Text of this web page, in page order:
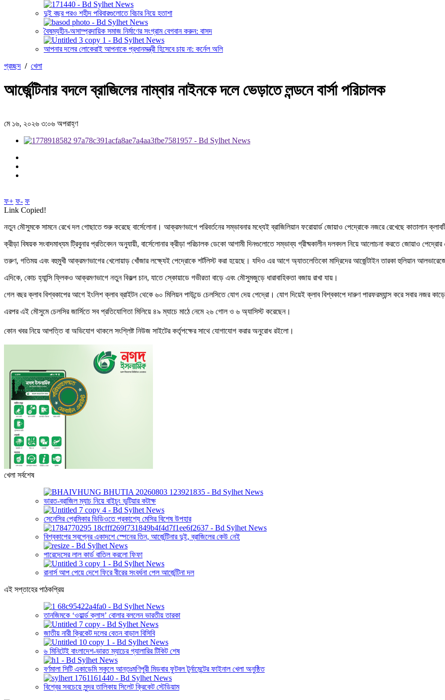
দুই বছর পরও শহীদ পরিবারগুলোতে বিচার নিয়ে হতাশা
বৈষম্যহীন-অসাম্প্রদায়িক সমাজ নির্মাণের সংগ্রাম বেগবান করুন: বাসদ
আপনার দলের লোকেরাই আপনাকে প্রধানমন্ত্রী হিসেবে চায় না: কর্নেল অলি
প্রচ্ছদ / খেলা
আর্জেন্টিনার বদলে ব্রাজিলের নাম্বার নাইনকে দলে ভেড়াতে লন্ডনে বার্সা পরিচালক
মে ১৬, ২০২৬ ৩:০৬ অপরাহ্ণ
ফ+ ফ- ফ
Link Copied!
নতুন মৌসুমকে সামনে রেখে দল গোছাতে শুরু করেছে বার্সেলোনা। আক্রমণভাগে পরিবর্তনের সম্ভাবনার মধ্যেই ব্রাজিলিয়ান ফরোয়ার্ড জোয়াও পেদ্রোকে নজরে রেখেছে কাতালান
ক্রীড়া বিষয়ক সংবাদমাধ্যম ট্রিবুনার প্রতিবেদন অনুযায়ী, বার্সেলোনার ক্রীড়া পরিচালক ডেকো আগামী দিনগুলোতে সম্ভাব্য গ্রীষ্মকালীন দলবদল নিয়ে আলোচনা করতে জোয়াও পেদ্রোর
তরুণ, গতিময় এবং বহুমুখী আক্রমণভাগের খেলোয়াড় খোঁজার লক্ষ্যেই পেদ্রোকে শর্টলিস্ট করা হয়েছে। যদিও এর আগে অ্যাতলেতিকো মাদ্রিদের আর্জেন্টাইন তারকা হুলিয়ান
এদিকে, কোচ হ্যান্সি ফ্লিকও আক্রমণভাগে নতুন বিকল্প চান, যাতে স্কোয়াডে গভীরতা বাড়ে এবং মৌসুমজুড়ে ধারাবাহিকতা বজায় রাখা যায়।
গেল বছর ক্লাব বিশ্বকাপের আগে ইংলিশ ক্লাব ব্রাইটন থেকে ৬০ মিলিয়ন পাউন্ডে চেলসিতে যোগ দেয় পেদ্রো। যোগ দিয়েই ক্লাব বিশ্বকাপে দারুণ পারফরম্যান্স করে সবার নজর
এরপর এই মৌসুমে চেলসির জার্সিতে সব প্রতিযোগিতা মিলিয়ে ৪৯ ম্যাচে মাঠে নেমে ২৬ গোল ও ৬ অ্যাসিস্ট করেছেন।
কোন খবর নিয়ে আপত্তি বা অভিযোগ থাকলে সংশ্লিষ্ট নিউজ সাইটের কর্তৃপক্ষের সাথে যোগাযোগ করার অনুরোধ রইলো।
খেলা সর্বশেষ
ভারত-ব্রাজিল ম্যাচ নিয়ে বাইচুং ভুটিয়ার কটাক্ষ
সেনেসির প্রেমিকার ভিডিওতে প্রকাশ্যে মেসির বিশেষ উপহার
বিশ্বকাপের স্বপ্নের একাদশে স্পেনের তিন, আর্জেন্টিনার দুই, ব্রাজিলের কেউ নেই
পারেদেসের লাল কার্ড বাতিল করলো ফিফা
রানার্স আপ পেয়ে দেশে ফিরে বীরের সংবর্ধনা পেল আর্জেন্টিনা দল
এই সপ্তাহের পাঠকপ্রিয়
তানজিমকে ‘ওয়ার্ল্ড ক্লাস’ বোলার বললেন ভারতীয় তারকা
জাতীয় নারী ক্রিকেট দলের বেতন বাড়াল বিসিবি
৬ মিনিটেই বাংলাদেশ-ভারত ম্যাচের গ্যালারির টিকিট শেষ
বর্ণমালা সিটি একাডেমি স্কুলে আন্তঃমণিপুরী মিডবার ফুটবল টুর্নামেন্টের ফাইনাল খেলা অনুষ্ঠিত
বিশ্বের সবচেয়ে সুন্দর তালিকায় সিলেট ক্রিকেট স্টেডিয়াম